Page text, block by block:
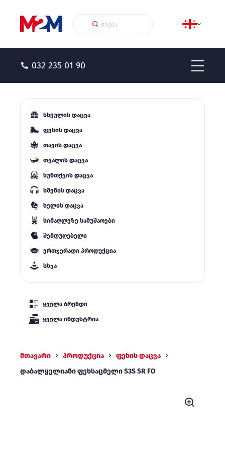
032 235 01 90
სხეულის დაცვა
ფეხის დაცვა
თავის დაცვა
თვალის დაცვა
სუნთქვის დაცვა
სმენის დაცვა
ხელის დაცვა
სიმაღლეზე სამუშაოები
შემდუღებელი
ერთჯერადი პროდუქცია
სხვა
ყველა ბრენდი
ყველა ინდუსტრია
მთავარი პროდუქცია
ფეხის დაცვა
დაბალყელიანი ფეხსაცმელი S3S SR FO